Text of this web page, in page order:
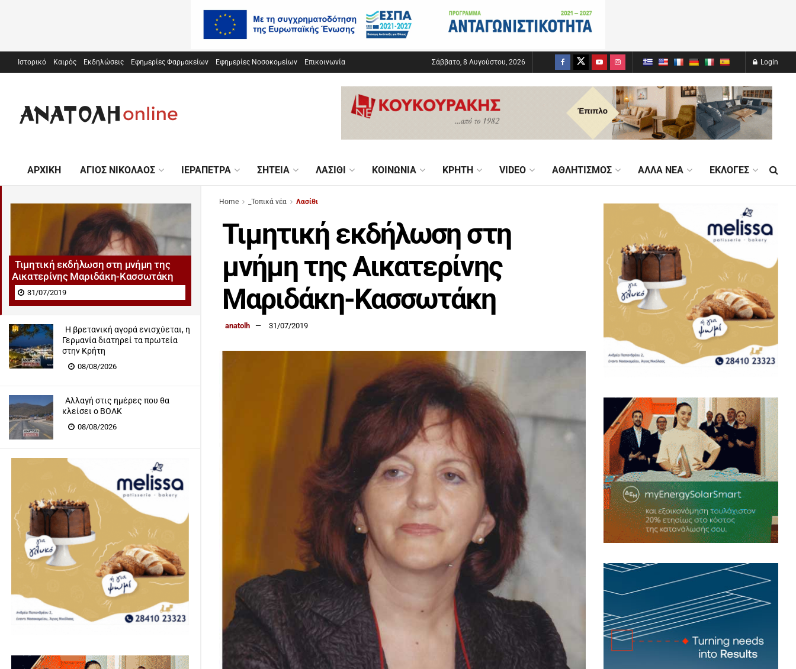
Τιμητική εκδήλωση στη μνήμη της
Αικατερίνης Μαριδάκη-Κασσωτάκη
31/07/2019
Η βρετανική αγορά ενισχύεται, η
Γερμανία διατηρεί τα πρωτεία
στην Κρήτη
08/08/2026
Αλλαγή στις ημέρες που θα
κλείσει ο ΒΟΑΚ
08/08/2026
Ιστορικό Καιρός Εκδηλώσεις Εφημερίες Φαρμακείων Εφημερίες Νοσοκομείων Επικοινωνία Σάββατο, 8 Αυγούστου, 2026 Login
ΑΡΧΙΚΉ ΆΓΙΟΣ ΝΙΚΌΛΑΟΣ ΙΕΡΆΠΕΤΡΑ ΣΗΤΕΊΑ ΛΑΣΊΘΙ ΚΟΙΝΩΝΊΑ ΚΡΉΤΗ VIDEO ΑΘΛΗΤΙΣΜΌΣ ΆΛΛΑ ΝΈΑ ΕΚΛΟΓΈΣ
Home _Τοπικά νέα Λασίθι
Τιμητική εκδήλωση στη
μνήμη της Αικατερίνης
Μαριδάκη-Κασσωτάκη
anatolh 31/07/2019